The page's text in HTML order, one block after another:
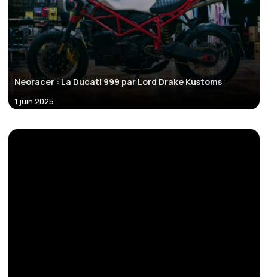
Neoracer : La Ducati 999 par Lord Drake Kustoms
1 juin 2025